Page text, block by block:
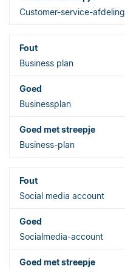
Customer-service-afdeling
Business plan
Businessplan
Business-plan
Social media account
Socialmedia-account